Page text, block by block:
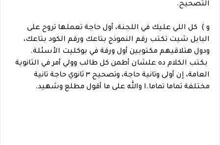
التصحيح.
و ) كل اللي عليك في اللجنة، أول حاجة تعملها تروح على
البابل شيت تكتب رقم النموذج بتاعك ورقم الكود بتاعك،
ودول هتلاقيهم مكتوبين أول ورقة في بوكليت الأسئلة.
بكتب الكلام ده علشان أطمن كل طالب وولي أمر في الثانوية
العامة، إن أولى وتانية حاجة، وتصحيح ٣ ثانوي حاجة تانية
مختلفة تماما تماما.ا والله على ما أقول مطلع وشهيد.